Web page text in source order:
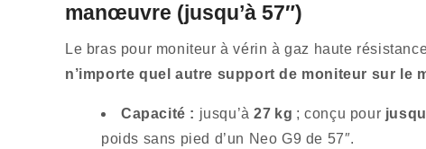
manœuvre (jusqu’à 57″)
Le bras pour moniteur à vérin à gaz haute
n’importe quel autre support de moniteur sur le
Capacité : jusqu’à27 kg ; conçu pour
poids sans pied d’un Neo G9 de 57″.